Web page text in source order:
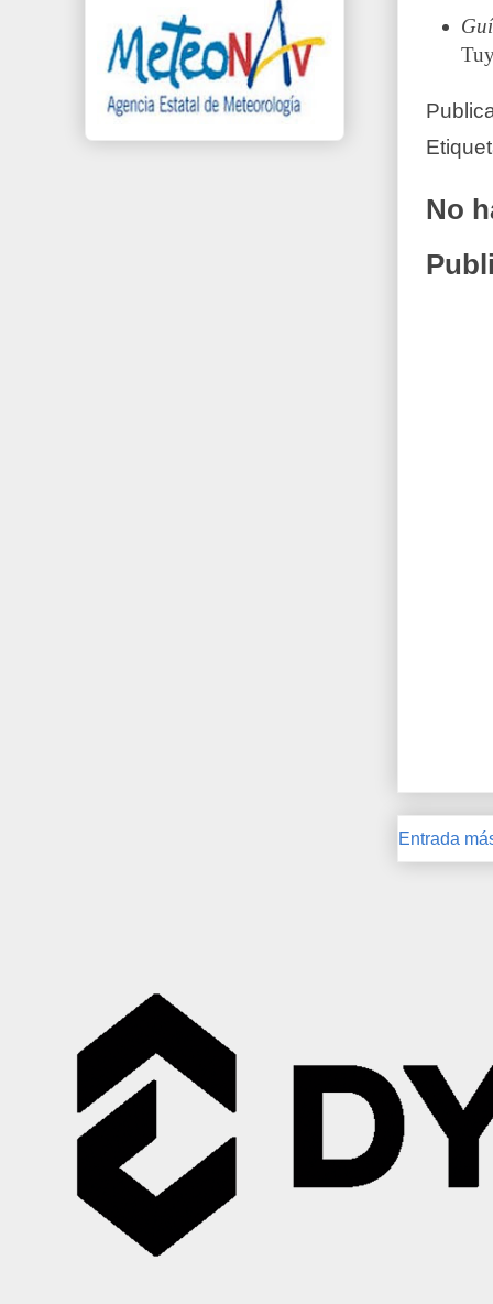
No
Entrada